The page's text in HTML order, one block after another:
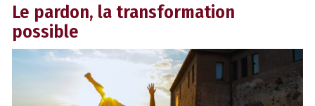
Le pardon, la transformation
possible